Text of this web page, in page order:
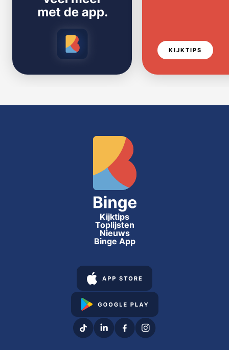
KIJKTIPS
Kijktips
Toplijsten
Nieuws
Binge App